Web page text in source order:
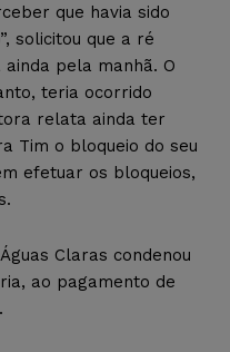
que havia sido
solicitou que a ré
pela manhã. O
teria ocorrido
relata ainda ter
Tim o bloqueio do seu
efetuar os bloqueios,
Claras condenou
ao pagamento de